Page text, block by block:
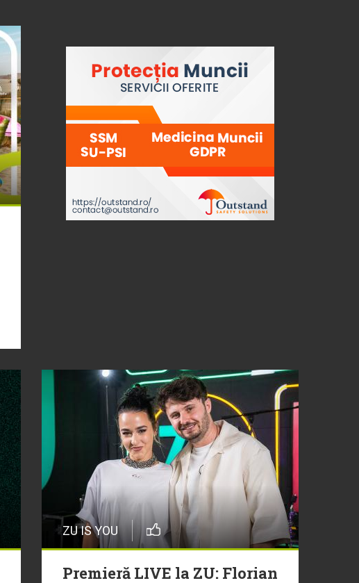
ZU IS YOU
Premieră LIVE la ZU: Florian